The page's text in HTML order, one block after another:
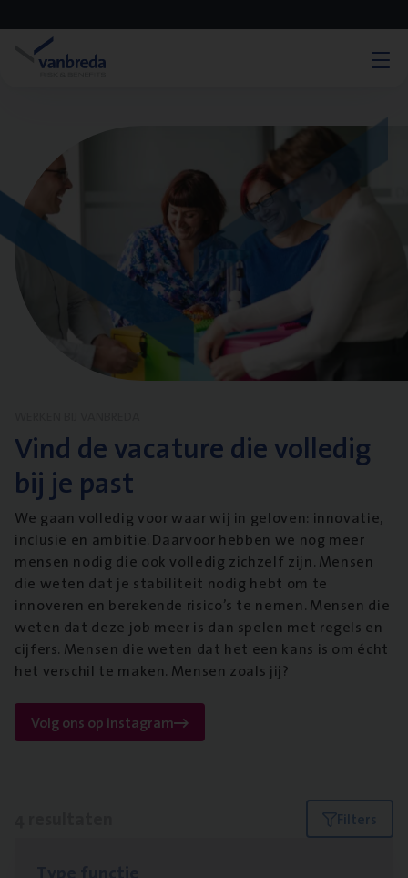
Vind de vacature die volledig
bij je past
We gaan volledig voor waar wij in geloven: innovatie,
inclusie en ambitie. Daarvoor hebben we nog meer
mensen nodig die ook volledig zichzelf zijn. Mensen
die weten dat je stabiliteit nodig hebt om te
innoveren en berekende risico’s te nemen. Mensen die
weten dat deze job meer is dan spelen met regels en
cijfers. Mensen die weten dat het een kans is om écht
het verschil te maken. Mensen zoals jij?
Volg ons op instagram
Filters